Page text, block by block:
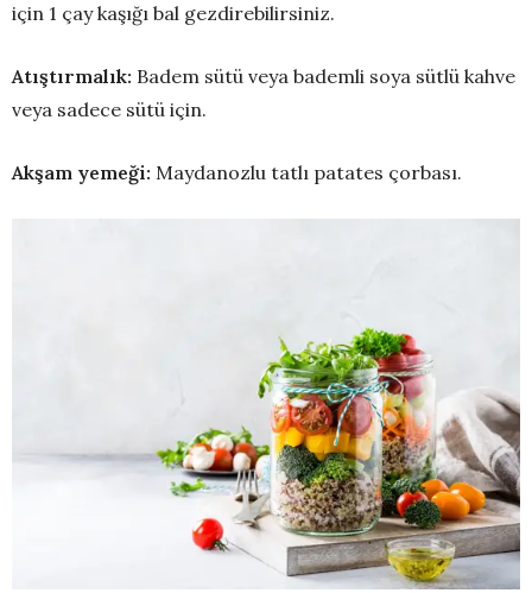
için 1 çay kaşığı bal gezdirebilirsiniz.
Atıştırmalık: Badem sütü veya bademli soya sütlü kahve
veya sadece sütü için.
Akşam yemeği: Maydanozlu tatlı patates çorbası.